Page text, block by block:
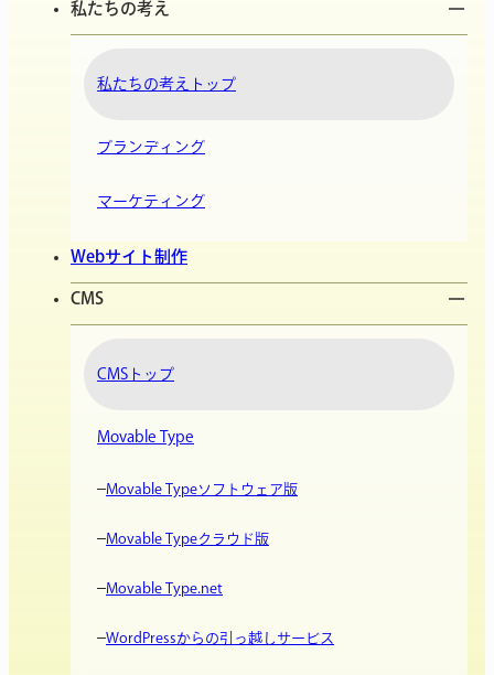
私たちの考え
私たちの考えトップ
ブランディング
マーケティング
Webサイト制作
CMS
CMSトップ
Movable Type
Movable Typeソフトウェア版
Movable Typeクラウド版
Movable Type.net
WordPressからの引っ越しサービス